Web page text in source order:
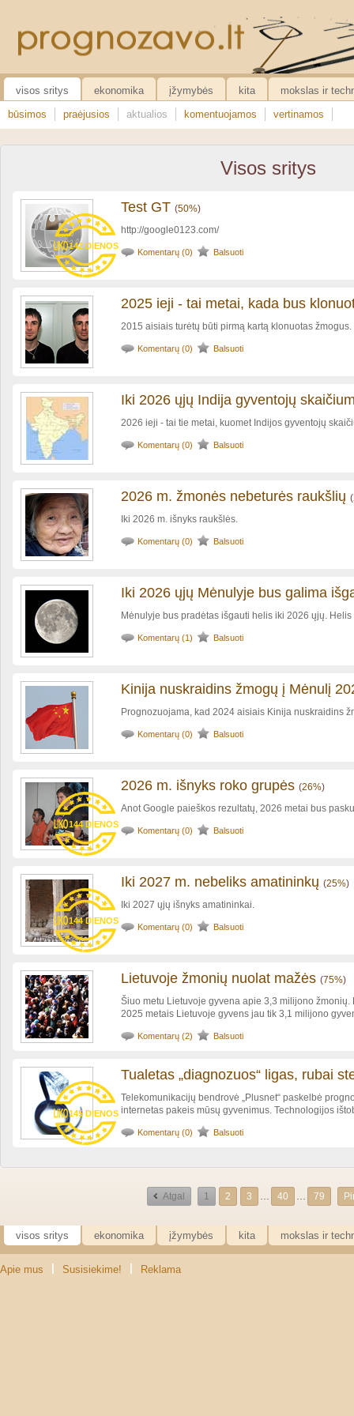
visos sritys ekonomika įžymybės kita
mokslas ir
būsimos
praėjusios aktualios komentuojamos vertinamos
Visos sritys
142 DIENOS
Test GT (50%)
http://google0123.com/
Komentarų (0) Balsuoti
2025 ieji - tai metai, kada bus
2015 aisiais turėtų būti pirmą kartą klonuotas žmogus.
Komentarų (0) Balsuoti
Iki 2026 ųjų Indija gyventojų
2026 ieji - tai tie metai, kuomet Indijos gyventojų
Komentarų (0) Balsuoti
2026 m. žmonės nebeturės raukšlių (
Iki 2026 m. išnyks raukšlės.
Komentarų (0) Balsuoti
Iki 2026 ųjų Mėnulyje bus galima
Mėnulyje bus pradėtas išgauti helis iki 2026 ųjų.
Komentarų (1) Balsuoti
Kinija nuskraidins žmogų į Mėnulį
Prognozuojama, kad 2024 aisiais Kinija nuskraidins
Komentarų (0) Balsuoti
144 DIENOS
2026 m. išnyks roko grupės (26%)
Anot Google paieškos rezultatų, 2026 metai bus
Komentarų (0) Balsuoti
144 DIENOS
Iki 2027 m. nebeliks amatininkų (25%)
Iki 2027 ųjų išnyks amatininkai.
Komentarų (0) Balsuoti
Lietuvoje žmonių nuolat mažės (75%)
Šiuo metu Lietuvoje gyvena apie 3,3 milijono
2025 metais Lietuvoje gyvens jau tik 3,1 milijono
Komentarų (2) Balsuoti
145 DIENOS
Tualetas „diagnozuos“ ligas, rubai
Telekomunikacijų bendrovė „Plusnet“ paskelbė
internetas pakeis mūsų gyvenimus. Technologijos
Komentarų (0) Balsuoti
Atgal 1 2 3 40 79
visos sritys ekonomika įžymybės kita mokslas ir
Apie mus Susisiekime! Reklama